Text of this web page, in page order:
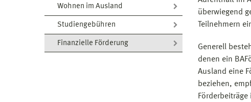
Wohnen im Ausland
Studiengebühren
Finanzielle Förderung
überwiegend
Teilnehmern
Generell
denen ein
Ausland eine
beziehen,